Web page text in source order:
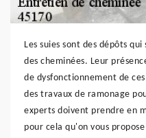
Les suies sont des dépôts
des cheminées. Leur
de dysfonctionnement de
des travaux de ramonage
experts doivent prendre en
pour cela qu'on vous